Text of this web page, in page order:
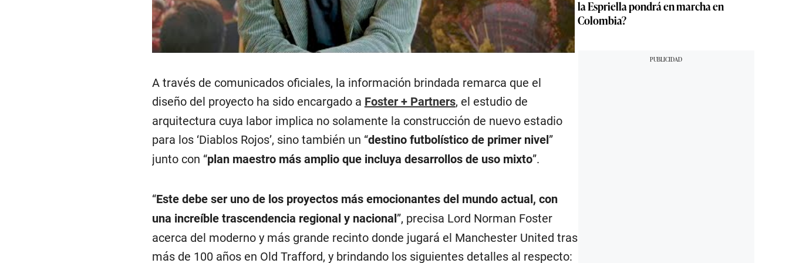
A través de comunicados oficiales, la información brindada remarca que el
diseño del proyecto ha sido encargado a Foster + Partners, el estudio de
arquitectura cuya labor implica no solamente la construcción de nuevo estadio
para los ‘Diablos Rojos’, sino también un “destino futbolístico de primer nivel”
junto con “plan maestro más amplio que incluya desarrollos de uso mixto”.
“Este debe ser uno de los proyectos más emocionantes del mundo actual, con
una increíble trascendencia regional y nacional”, precisa Lord Norman Foster
acerca del moderno y más grande recinto donde jugará el Manchester United tras
más de 100 años en Old Trafford, y brindando los siguientes detalles al respecto:
la Espriella pondrá en marcha en
Colombia?